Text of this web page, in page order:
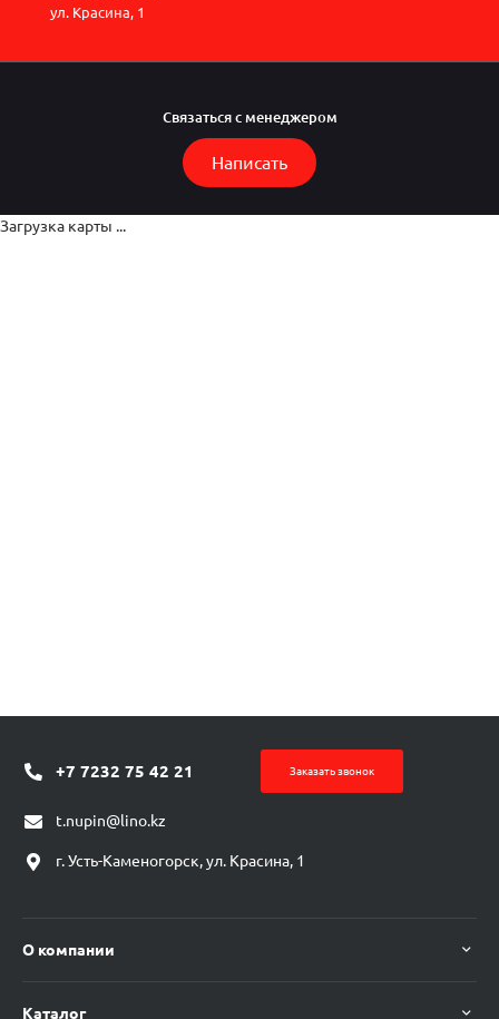
ул. Красина, 1
Связаться с менеджером
Написать
Загрузка карты ...
+7 7232 75 42 21 Заказать звонок
t.nupin@lino.kz
г. Усть-Каменогорск, ул. Красина, 1
О компании
Каталог